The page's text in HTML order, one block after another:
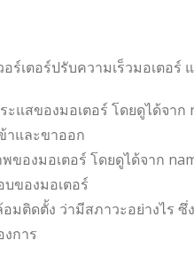
ร์เตอร์ปรับความเร็วมอเตอร์
ะแสของมอเตอร์ โดยดูได้จาก
าและขาออก
ของมอเตอร์ โดยดูได้จาก
บของมอเตอร์
มติดตั้ง ว่ามีสภาวะอย่างไร ซึ่
การ